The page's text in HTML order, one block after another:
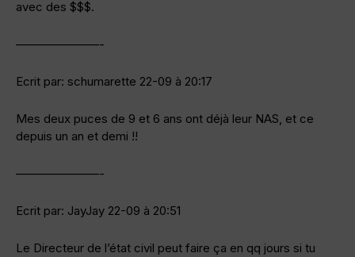
avec des $$$.
———————-
Ecrit par: schumarette 22-09 à 20:17
Mes deux puces de 9 et 6 ans ont déjà leur NAS, et ce
depuis un an et demi !!
———————-
Ecrit par: JayJay 22-09 à 20:51
Le Directeur de l’état civil peut faire ça en qq jours si tu